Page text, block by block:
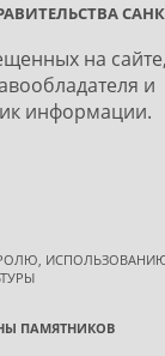
на
и
информации.
ПАМЯТНИКОВ